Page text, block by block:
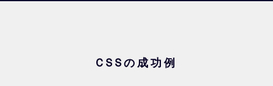
CSSの成功例